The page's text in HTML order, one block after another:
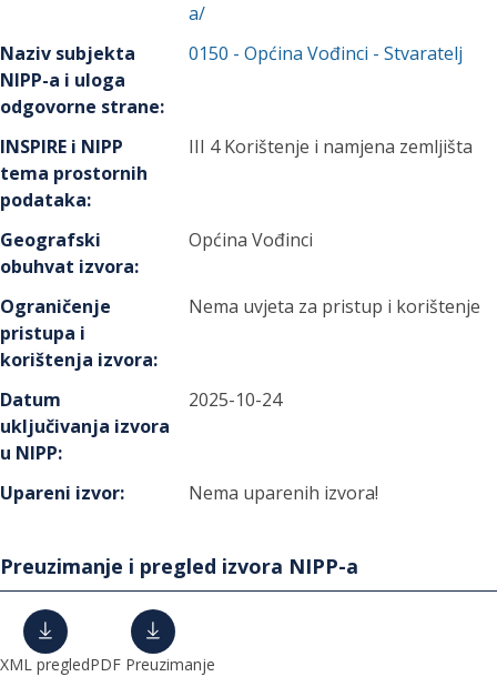
a/
Naziv subjekta
NIPP-a i uloga
odgovorne strane:
0150 -Općina Vođinci - Stvaratelj
INSPIRE i NIPP
tema prostornih
podataka:
III 4 Korištenje i namjena zemljišta
Geografski
obuhvat izvora:
Općina Vođinci
Ograničenje
pristupa i
korištenja izvora:
Nema uvjeta za pristup i korištenje
Datum
uključivanja izvora
u NIPP:
2025-10-24
Upareni izvor: Nema uparenih izvora!
Preuzimanje i pregled izvora NIPP-a
XML pregledPDF Preuzimanje